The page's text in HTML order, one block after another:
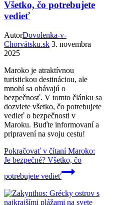
Všetko, čo potrebujete
vedieť
AutorDovolenka-v-
Chorvátsku.sk 3. novembra
2025
Maroko je atraktívnou
turistickou destináciou, ale
mnohí sa obávajú o
bezpečnosť. V tomto článku sa
dozviete všetko, čo potrebujete
vedieť o bezpečnosti v
Maroku. Buďte informovaní a
pripravení na svoju cestu!
Pokračovať v čítaníMaroko:
Je bezpečné? Všetko, čo
potrebujete vedieť